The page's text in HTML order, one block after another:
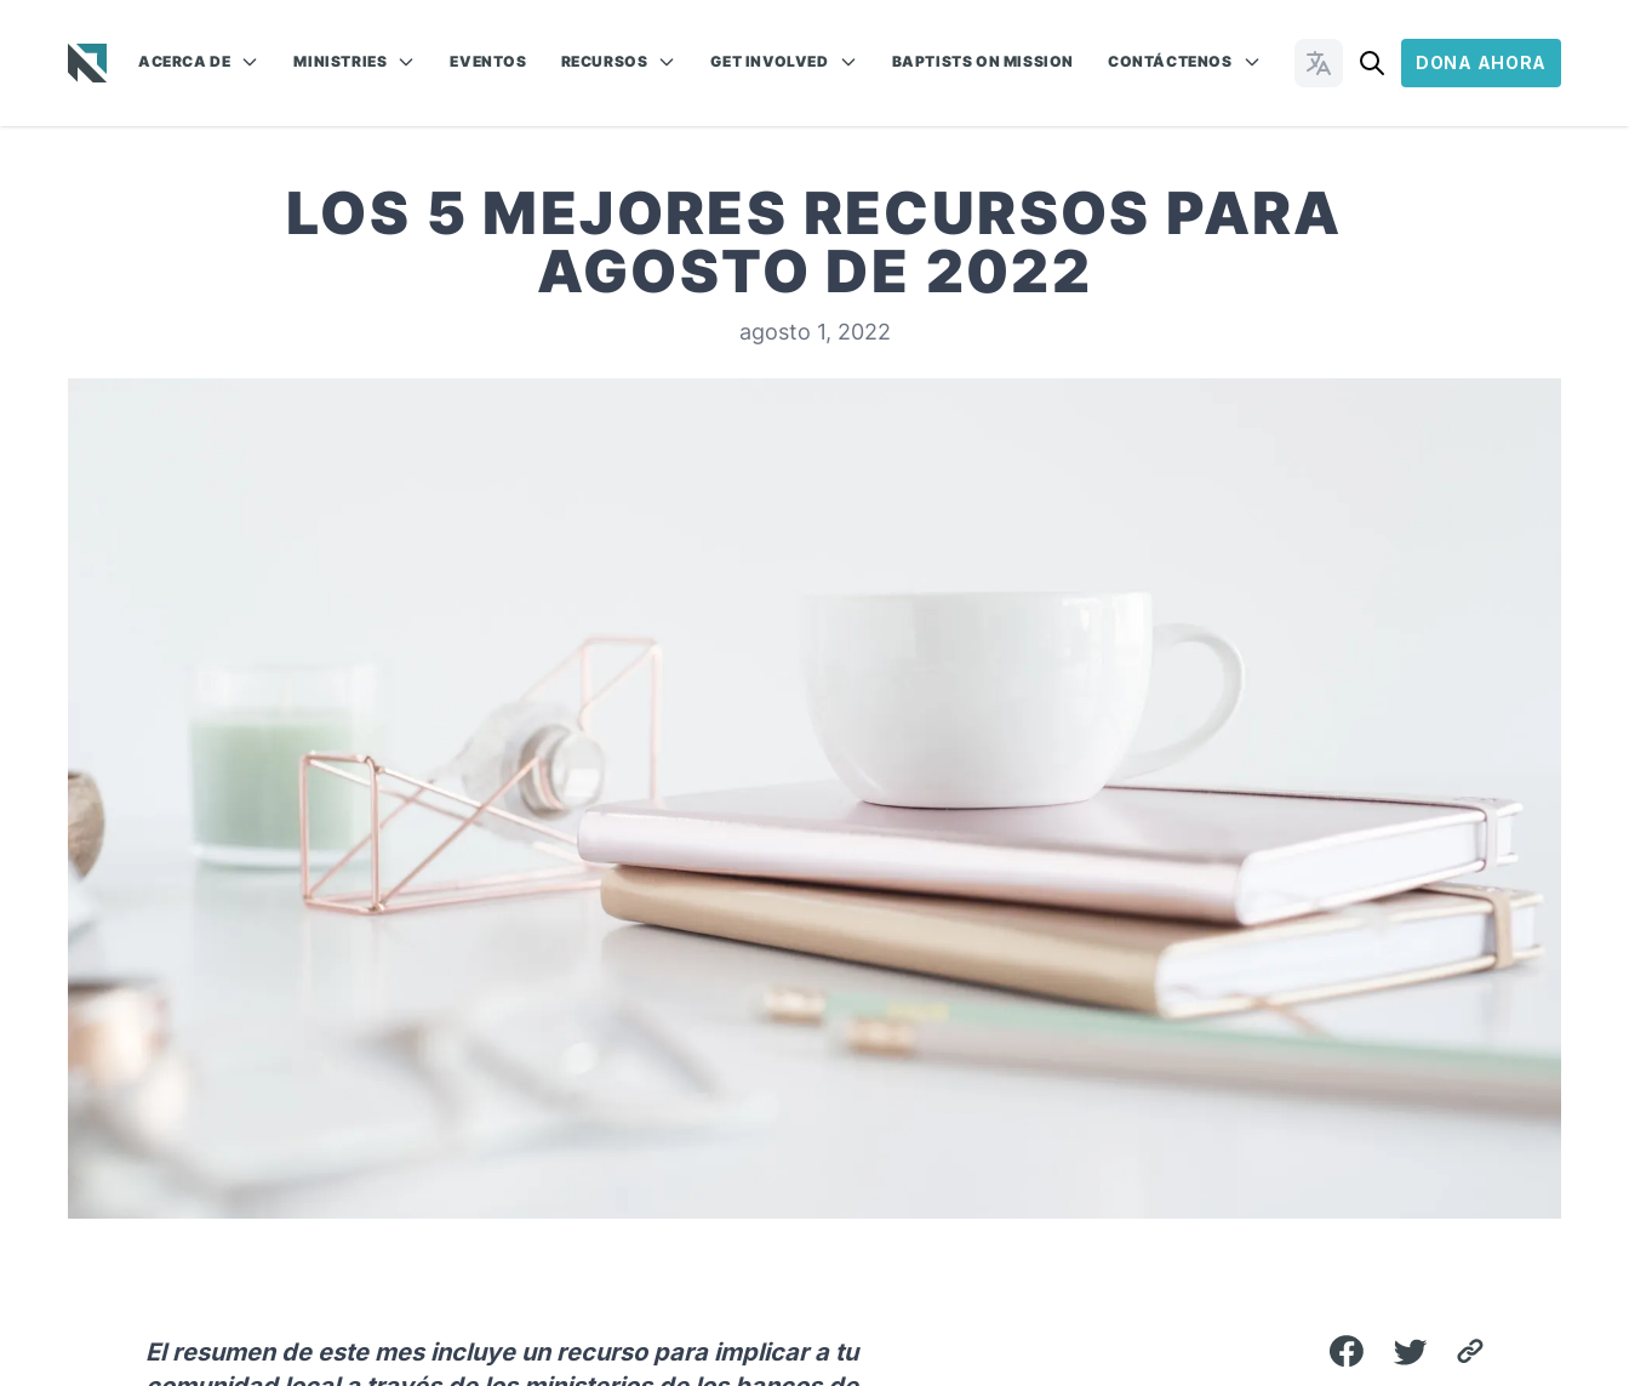
ACERCA DE MINISTRIES EVENTOS RECURSOS GET INVOLVED BAPTISTS ON MISSION CONTÁCTENOS Cambiar idiomaDONA AHORA
LOS 5 MEJORES RECURSOS PARA
AGOSTO DE 2022
agosto 1, 2022
El resumen de este mes incluye un recurso para implicar a tu